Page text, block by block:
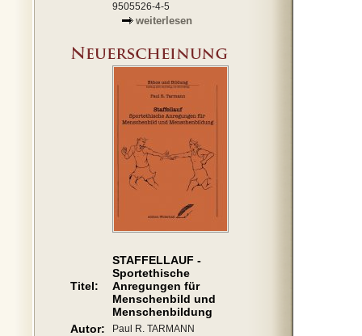
9505526-4-5
weiterlesen
Titel:
STAFFELLAUF -
Sportethische
Anregungen für
Menschenbild und
Menschenbildung
Autor:
Paul R. TARMANN